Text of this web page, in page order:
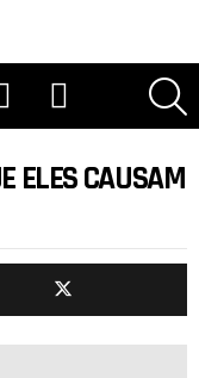
ELES CAUSAM